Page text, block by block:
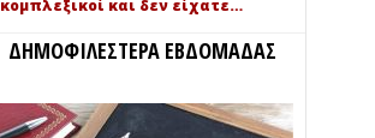
κομπλεξικοί και δεν είχατε…
ΔΗΜΟΦΙΛΕΣΤΕΡΑ ΕΒΔΟΜΑΔΑΣ